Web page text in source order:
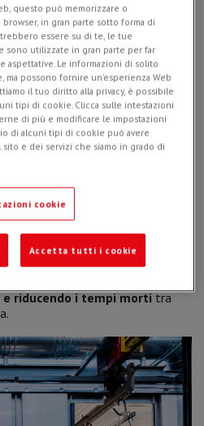
logistico, dimaggior
finito. Ora Simex è in grado di
riducendo i tempi mortitra
questo può memorizzare o
in gran parte sotto forma di
essere su di te, le tue
utilizzate in gran parte per far
Le informazioni di solito
possono fornire un'esperienza Web
il tuo diritto alla privacy, è possibile
tipi di cookie. Clicca sulle intestazioni
di più e modificare le impostazioni
di alcuni tipi di cookie può avere
e dei servizi che siamo in grado di
cookie
Accetta tutti i cookie